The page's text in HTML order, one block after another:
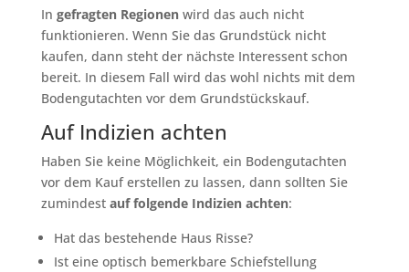
In gefragten Regionenwird das auch nicht
funktionieren. Wenn Sie das Grundstück nicht
kaufen, dann steht der nächste Interessent schon
bereit. In diesem Fall wird das wohl nichts mit dem
Bodengutachten vor dem Grundstückskauf.
Auf Indizien achten
Haben Sie keine Möglichkeit, ein Bodengutachten
vor dem Kauf erstellen zu lassen, dann sollten Sie
zumindestauf folgende Indizien achten:
Hat das bestehende Haus Risse?
Ist eine optisch bemerkbare Schiefstellung